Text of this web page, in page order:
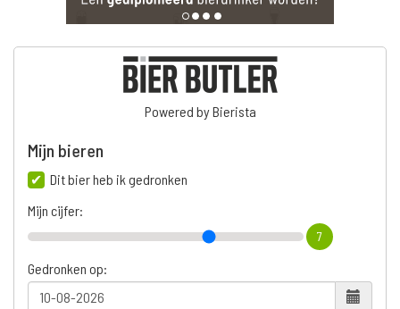
Powered by Bierista
Mijn bieren
Dit bier heb ik gedronken
Mijn cijfer:
7
Gedronken op: